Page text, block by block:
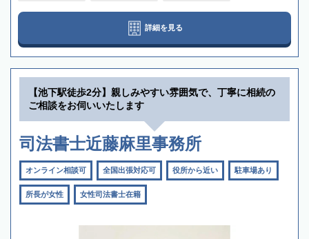
詳細を見る
【池下駅徒歩2分】親しみやすい雰囲気で、丁寧に相続の
ご相談をお伺いいたします
司法書士近藤麻里事務所
オンライン相談可 全国出張対応可 役所から近い 駐車場あり
所長が女性 女性司法書士在籍